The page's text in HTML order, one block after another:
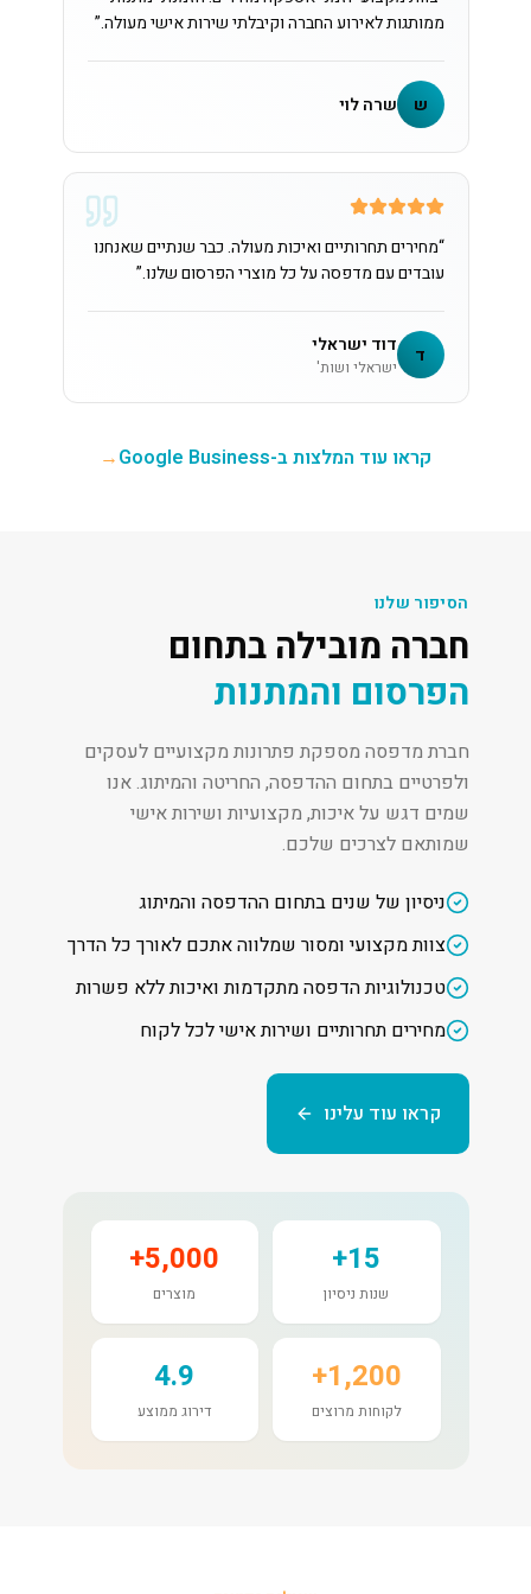
ממותגות לאירוע החברה וקיבלתי שירות אישי מעולה.”
ש שרה לוי
“מחירים תחרותיים ואיכות מעולה. כבר שנתיים שאנחנו
עובדים עם מדפסה על כל מוצרי הפרסום שלנו.”
ד דוד ישראלי
ישראלי ושות'
קראו עוד המלצות ב-Google Business →
הסיפור שלנו
חברה מובילה בתחום
הפרסום והמתנות
חברת מדפסה מספקת פתרונות מקצועיים לעסקים
ולפרטיים בתחום ההדפסה, החריטה והמיתוג. אנו
שמים דגש על איכות, מקצועיות ושירות אישי
שמותאם לצרכים שלכם.
ניסיון של שנים בתחום ההדפסה והמיתוג
צוות מקצועי ומסור שמלווה אתכם לאורך כל הדרך
טכנולוגיות הדפסה מתקדמות ואיכות ללא פשרות
מחירים תחרותיים ושירות אישי לכל לקוח
קראו עוד עלינו
15+
שנות ניסיון
5,000+
מוצרים
1,200+
לקוחות מרוצים
4.9
דירוג ממוצע